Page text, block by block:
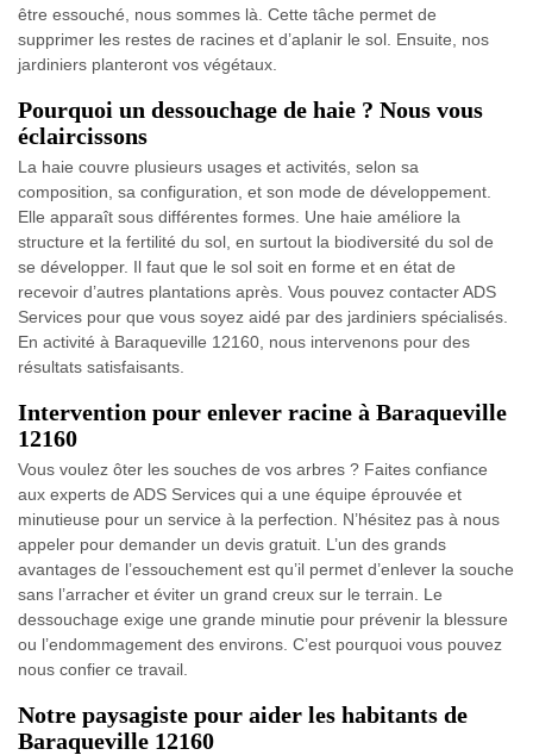
être essouché, nous sommes là. Cette tâche permet de
supprimer les restes de racines et d’aplanir le sol. Ensuite, nos
jardiniers planteront vos végétaux.
Pourquoi un dessouchage de haie ? Nous vous
éclaircissons
La haie couvre plusieurs usages et activités, selon sa
composition, sa configuration, et son mode de développement.
Elle apparaît sous différentes formes. Une haie améliore la
structure et la fertilité du sol, en surtout la biodiversité du sol de
se développer. Il faut que le sol soit en forme et en état de
recevoir d’autres plantations après. Vous pouvez contacter ADS
Services pour que vous soyez aidé par des jardiniers spécialisés.
En activité à Baraqueville 12160, nous intervenons pour des
résultats satisfaisants.
Intervention pour enlever racine à Baraqueville
12160
Vous voulez ôter les souches de vos arbres ? Faites confiance
aux experts de ADS Services qui a une équipe éprouvée et
minutieuse pour un service à la perfection. N’hésitez pas à nous
appeler pour demander un devis gratuit. L’un des grands
avantages de l’essouchement est qu’il permet d’enlever la souche
sans l’arracher et éviter un grand creux sur le terrain. Le
dessouchage exige une grande minutie pour prévenir la blessure
ou l’endommagement des environs. C’est pourquoi vous pouvez
nous confier ce travail.
Notre paysagiste pour aider les habitants de
Baraqueville 12160